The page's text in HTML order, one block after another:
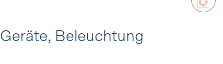
Geräte, Beleuchtung